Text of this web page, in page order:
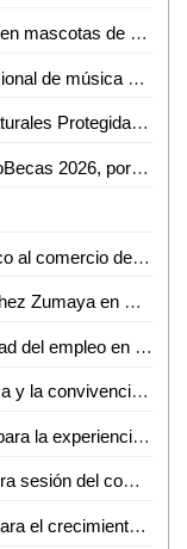
Aumentan casos de gusano barrenador en mascotas de Ciudad Valles
Este lunes inició el 5º encuentro internacional de música de cámara
SEGAM analiza cinco nuevas Áreas Naturales Protegidas para frenar la deforestación en San Luis Potosí
¿Descuentos de 60%? Conoce las ExpoBecas 2026, por primera vez en Ciudad Valles
Regreso a clases dará respiro económico al comercio de Ciudad Valles: Canaco
Reporte Índigo "encuera" mafia de Sánchez Zumaya en Pemex
SLP alcanzó un índice de 70.32 en calidad del empleo en el primer trimestre de 2026
El arte fortalece la expresión, la confianza y la convivencia en la sociedad: Iraís Verástegui
Gobierno del estado abre inscripciones para la experiencia Toyota en ventas
Protección civil estatal participa en tercera sesión del comité técnico estatal de manejo del fuego
Hotel Tru by Hilton será un parteaguas para el crecimiento de Ciudad Valles: Sedeco